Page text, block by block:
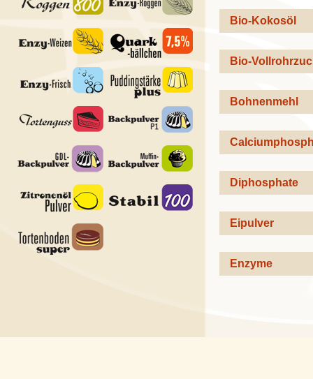
Bio-Kokosöl
Bio-
Bohnenmehl
Diphosphate
Eipulver
Enzyme